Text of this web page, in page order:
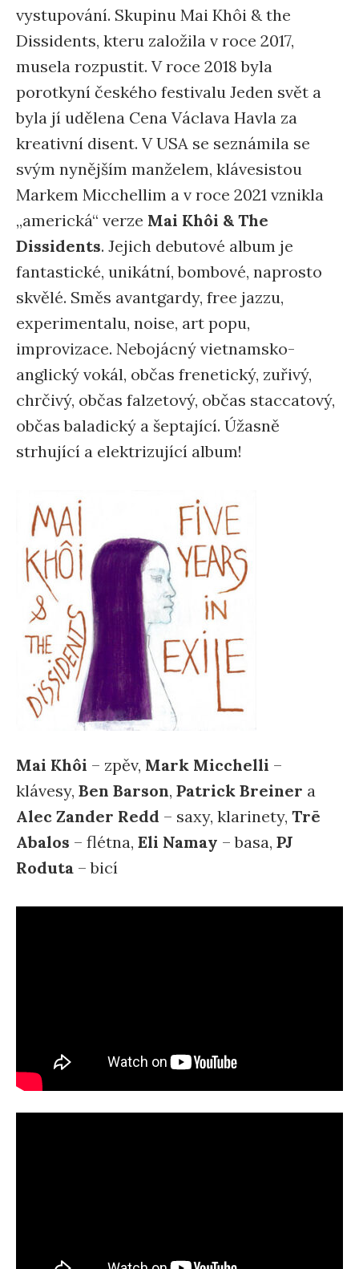
vystupování. Skupinu Mai Khôi & the
Dissidents, kteru založila v roce 2017,
musela rozpustit. V roce 2018 byla
porotkyní českého festivalu Jeden svět a
byla jí udělena Cena Václava Havla za
kreativní disent. V USA se seznámila se
svým nynějším manželem, klávesistou
Markem Micchellim a v roce 2021 vznikla
„americká“ verze Mai Khôi & The
Dissidents. Jejich debutové album je
fantastické, unikátní, bombové, naprosto
skvělé. Směs avantgardy, free jazzu,
experimentalu, noise, art popu,
improvizace. Nebojácný vietnamsko-
anglický vokál, občas frenetický, zuřivý,
chrčivý, občas falzetový, občas staccatový,
občas baladický a šeptající. Úžasně
strhující a elektrizující album!
Mai Khôi – zpěv, Mark Micchelli –
klávesy, Ben Barson, Patrick Breiner a
Alec Zander Redd – saxy, klarinety, Trē
Abalos – flétna, Eli Namay – basa, PJ
Roduta – bicí